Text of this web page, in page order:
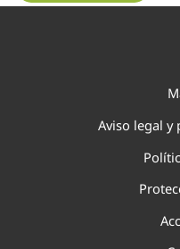
Aviso legal y